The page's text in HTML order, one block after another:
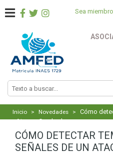
Sea miembro
Inicio > Novedades >
Cómo
un Ataque Cerebral
CÓMO DETECTAR
SEÑALES DE UN